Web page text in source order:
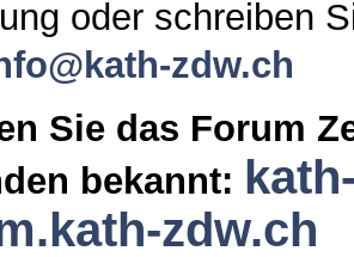
oder schreiben
zdw.ch
Sie das Forum
bekannt:
zdw.ch